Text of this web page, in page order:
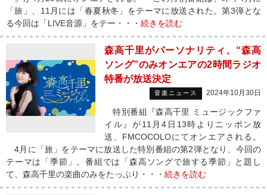
「旅」、11月には「春夏秋冬」をテーマに放送された。第3弾とな
る今回は「LIVE音源」をテー・・・ 続きを読む
森高千里がパーソナリティ、“森高
ソング”のみオンエアの2時間ラジオ
特番が放送決定
音楽ニュース 2024年10月30日
特別番組『森高千里 ミュージックファ
イル』が11月4日13時よりニッポン放
送、FMCOCOLOにてオンエアされる。
4月に「旅」をテーマに放送した特別番組の第2弾となり、今回の
テーマは「季節」。番組では「森高ソングで旅する季節」と題し
て、森高千里の楽曲のみをたっぷり・・・ 続きを読む